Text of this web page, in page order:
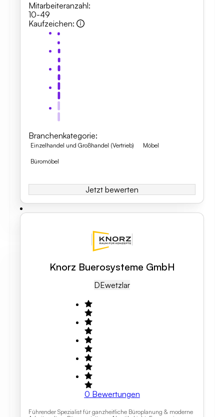
Mitarbeiteranzahl:
10-49
Kaufzeichen:
Branchenkategorie:
Einzelhandel und Großhandel (Vertrieb) Möbel
Büromöbel
Jetzt bewerten
Knorz Buerosysteme GmbH
DEWetzlar
0 Bewertungen
Führender Spezialist für ganzheitliche Büroplanung & moderne